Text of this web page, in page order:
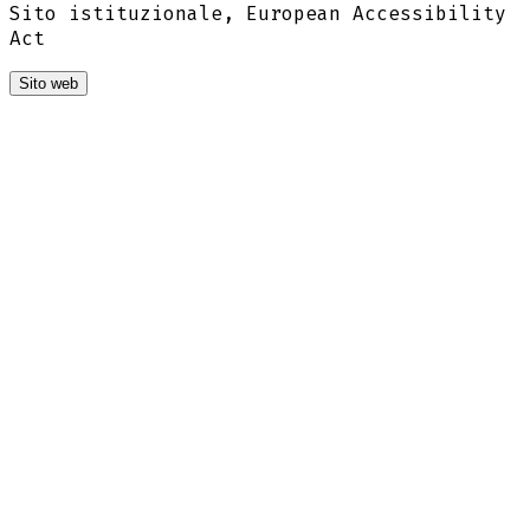
Sito istituzionale, European Accessibility
Act
Sito web